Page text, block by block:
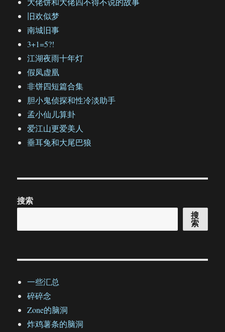
旧欢似梦
南城旧事
3+1=5?!
江湖夜雨十年灯
假凤虚凰
非饼四短篇合集
胆小鬼侦探和性冷淡助手
孟小仙儿算卦
爱江山更爱美人
垂耳兔和大尾巴狼
搜索
搜
索
一些汇总
碎碎念
Zone的脑洞
炸鸡薯条的脑洞